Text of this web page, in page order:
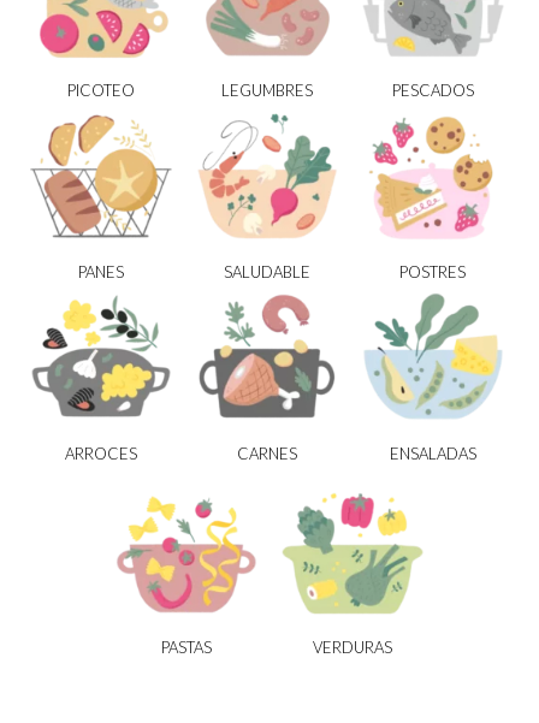
PICOTEO
PANES
ARROCES
LEGUMBRES
SALUDABLE
CARNES
PESCADOS
POSTRES
ENSALADAS
PASTAS VERDURAS